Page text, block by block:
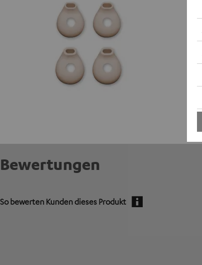
Bewertungen
So bewerten Kunden dieses Produkt